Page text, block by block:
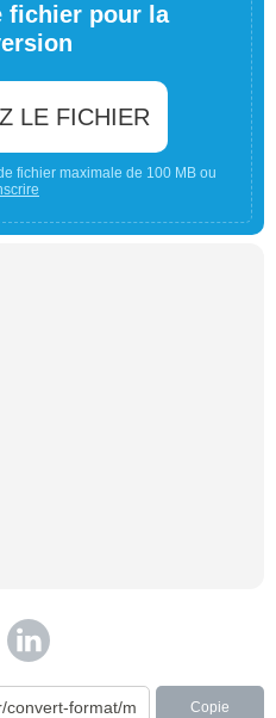
fichier pour la
LE FICHIER
fichier maximale de 100 MB ou
Copie